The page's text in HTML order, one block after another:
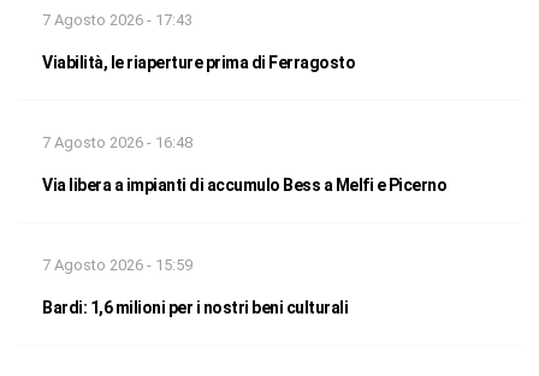
7 Agosto 2026 - 17:43
Viabilità, le riaperture prima di Ferragosto
7 Agosto 2026 - 16:48
Via libera a impianti di accumulo Bess a Melfi e Picerno
7 Agosto 2026 - 15:59
Bardi: 1,6 milioni per i nostri beni culturali